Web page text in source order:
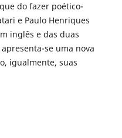
do fazer poético-
e Paulo Henriques
inglês e das duas
se uma nova
igualmente, suas